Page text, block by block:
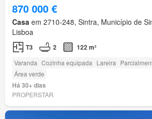
870 000 €
Casa em 2710-248, Sintra, Município de
Lisboa
T3 2 122 m²
Varanda Cozinha equipada Lareira
Área verde
Há 30+ dias
PROPERSTAR